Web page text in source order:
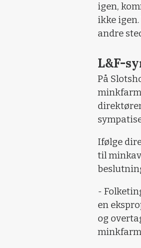
igen,
ikke
andre
L&F-
På
Ifølge
til
-
en
og